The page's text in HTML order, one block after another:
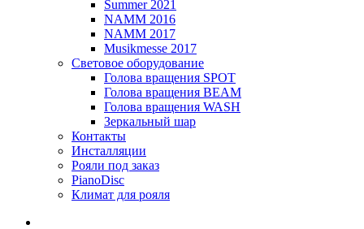
Summer 2021
NAMM 2016
NAMM 2017
Musikmesse 2017
Световое оборудование
Голова вращения SPOT
Голова вращения BEAM
Голова вращения WASH
Зеркальный шар
Контакты
Инсталляции
Рояли под заказ
PianoDisc
Климат для рояля